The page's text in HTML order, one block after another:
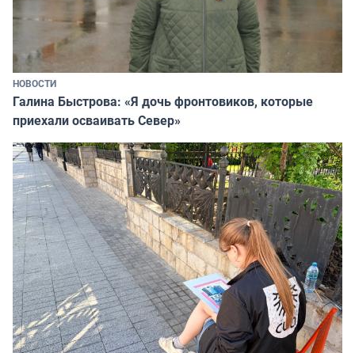
НОВОСТИ
Галина Быстрова: «Я дочь фронтовиков, которые
приехали осваивать Север»